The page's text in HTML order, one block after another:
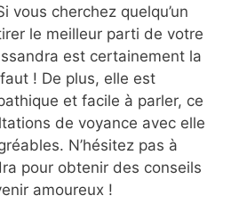
vous cherchez quelqu’un
le meilleur parti de votre
est certainement la
! De plus, elle est
et facile à parler, ce
de voyance avec elle
N’hésitez pas à
pour obtenir des conseils
amoureux !